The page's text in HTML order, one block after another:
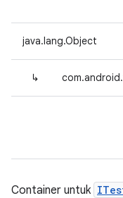
java.lang.Object
↳
Container untuk